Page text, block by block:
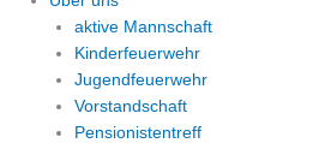
aktive Mannschaft
Kinderfeuerwehr
Jugendfeuerwehr
Vorstandschaft
Pensionistentreff